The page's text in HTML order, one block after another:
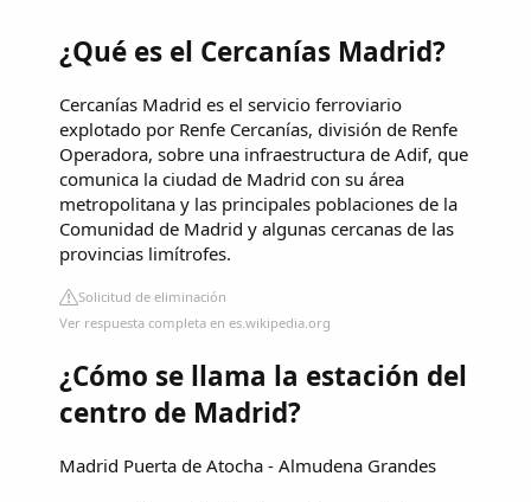
¿Qué es el Cercanías Madrid?
Cercanías Madrid es el servicio ferroviario
explotado por Renfe Cercanías, división de Renfe
Operadora, sobre una infraestructura de Adif, que
comunica la ciudad de Madrid con su área
metropolitana y las principales poblaciones de la
Comunidad de Madrid y algunas cercanas de las
provincias limítrofes.
Solicitud de eliminación
Ver respuesta completa en es.wikipedia.org
¿Cómo se llama la estación del
centro de Madrid?
Madrid Puerta de Atocha - Almudena Grandes